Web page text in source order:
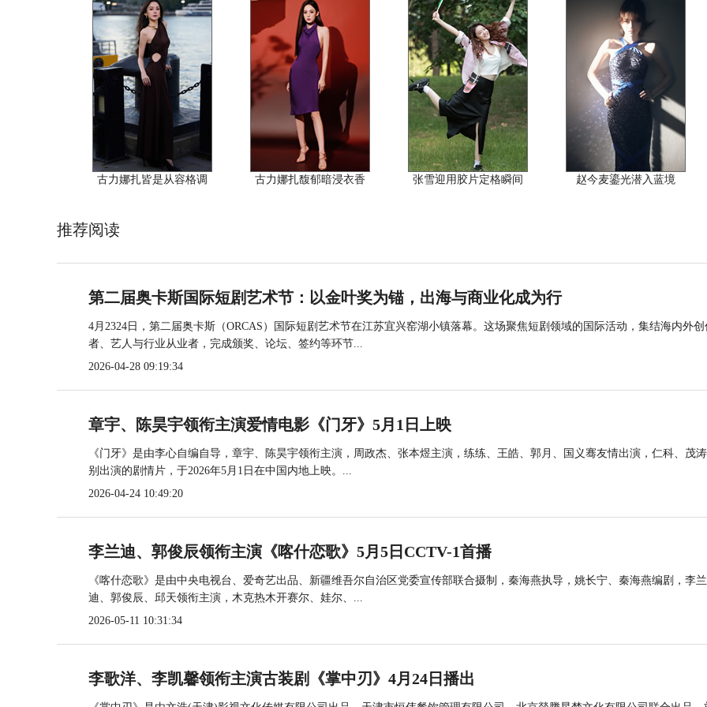
古力娜扎皆是从容格调 古力娜扎馥郁暗浸衣香 张雪迎用胶片定格瞬间 赵今麦鎏光潜入蓝境
推荐阅读
第二届奥卡斯国际短剧艺术节：以金叶奖为锚，出海与商业化成为行
4月2324日，第二届奥卡斯（ORCAS）国际短剧艺术节在江苏宜兴窑湖小镇落幕。这场聚焦短剧领域的国际活动，集结海内外创
者、艺人与行业从业者，完成颁奖、论坛、签约等环节...
2026-04-28 09:19:34
章宇、陈昊宇领衔主演爱情电影《门牙》5月1日上映
《门牙》是由李心自编自导，章宇、陈昊宇领衔主演，周政杰、张本煜主演，练练、王皓、郭月、国义骞友情出演，仁科、茂
别出演的剧情片，于2026年5月1日在中国内地上映。...
2026-04-24 10:49:20
李兰迪、郭俊辰领衔主演《喀什恋歌》5月5日CCTV-1首播
《喀什恋歌》是由中央电视台、爱奇艺出品、新疆维吾尔自治区党委宣传部联合摄制，秦海燕执导，姚长宁、秦海燕编剧，李兰
迪、郭俊辰、邱天领衔主演，木克热木开赛尔、娃尔、...
2026-05-11 10:31:34
李歌洋、李凯馨领衔主演古装剧《掌中刃》4月24日播出